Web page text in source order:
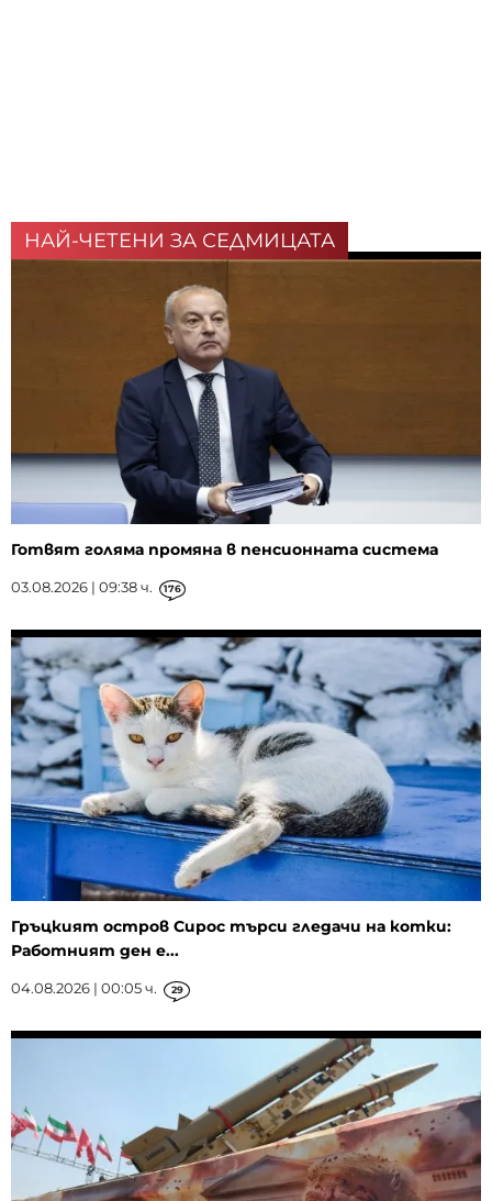
НАЙ-ЧЕТЕНИ ЗА СЕДМИЦАТА
Готвят голяма промяна в пенсионната система
03.08.2026 | 09:38 ч. 176
Гръцкият остров Сирос търси гледачи на котки:
Работният ден е...
04.08.2026 | 00:05 ч. 29